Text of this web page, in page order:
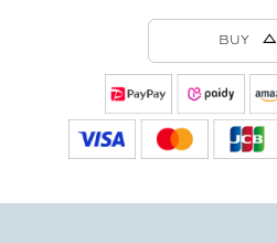
BUY △